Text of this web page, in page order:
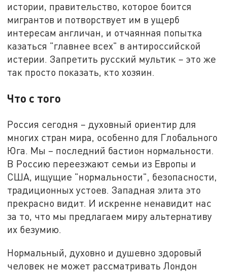
истории, правительство, которое боится
мигрантов и потворствует им в ущерб
интересам англичан, и отчаянная попытка
казаться "главнее всех" в антироссийской
истерии. Запретить русский мультик – это же
так просто показать, кто хозяин.
Что с того
Россия сегодня – духовный ориентир для
многих стран мира, особенно для Глобального
Юга. Мы – последний бастион нормальности.
В Россию переезжают семьи из Европы и
США, ищущие "нормальности", безопасности,
традиционных устоев. Западная элита это
прекрасно видит. И искренне ненавидит нас
за то, что мы предлагаем миру альтернативу
их безумию.
Нормальный, духовно и душевно здоровый
человек не может рассматривать Лондон